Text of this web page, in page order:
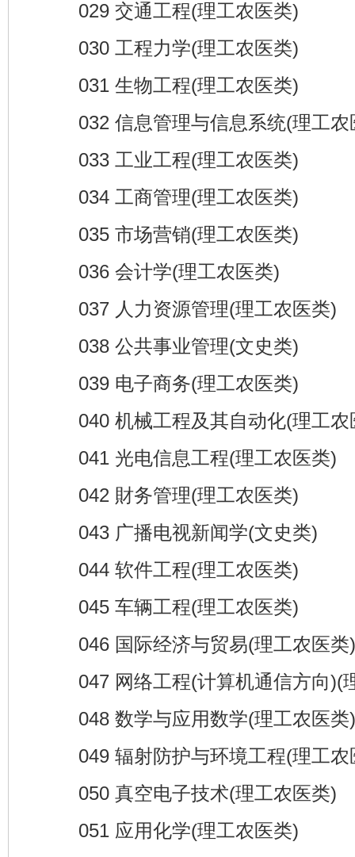
029 交通工程(理工农医类)
030 工程力学(理工农医类)
031 生物工程(理工农医类)
032 信息管理与信息系统(理工农
033 工业工程(理工农医类)
034 工商管理(理工农医类)
035 市场营销(理工农医类)
036 会计学(理工农医类)
037 人力资源管理(理工农医类)
038 公共事业管理(文史类)
039 电子商务(理工农医类)
040 机械工程及其自动化(理工农
041 光电信息工程(理工农医类)
042 財务管理(理工农医类)
043 广播电视新闻学(文史类)
044 软件工程(理工农医类)
045 车辆工程(理工农医类)
046 国际经济与贸易(理工农医类)
047 网络工程(计算机通信方向)(
048 数学与应用数学(理工农医类)
049 辐射防护与环境工程(理工农
050 真空电子技术(理工农医类)
051 应用化学(理工农医类)